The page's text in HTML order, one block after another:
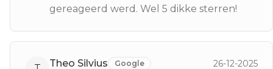
gereageerd werd. Wel 5 dikke sterren!
Theo Silvius Google 26-12-2025